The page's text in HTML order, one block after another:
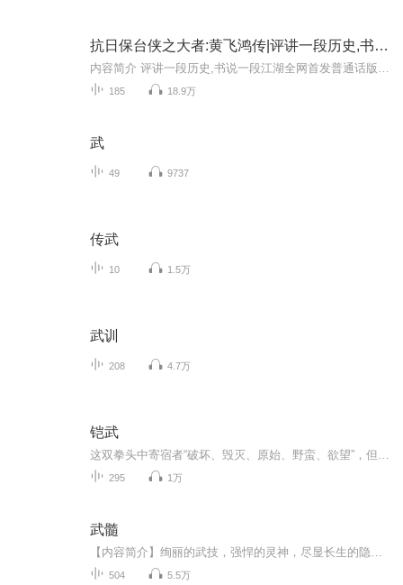
抗日保台侠之大者:黄飞鸿传|评讲一段历史,书说一段江湖|黄源德马云陈勋奇李钊力荐
185 18.9万
武
49 9737
传武
10 1.5万
武训
208 4.7万
铠武
295 1万
武髓
504 5.5万